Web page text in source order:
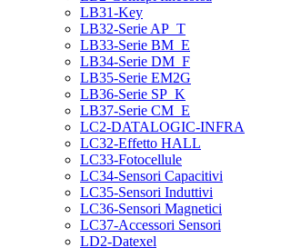
LB31-Key
LB32-Serie AP_T
LB33-Serie BM_E
LB34-Serie DM_F
LB35-Serie EM2G
LB36-Serie SP_K
LB37-Serie CM_E
LC2-DATALOGIC-INFRA
LC32-Effetto HALL
LC33-Fotocellule
LC34-Sensori Capacitivi
LC35-Sensori Induttivi
LC36-Sensori Magnetici
LC37-Accessori Sensori
LD2-Datexel